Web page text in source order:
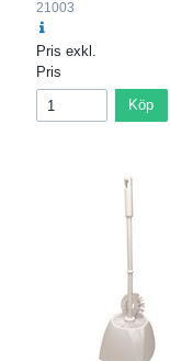
21003
Pris exkl.
Pris
Köp